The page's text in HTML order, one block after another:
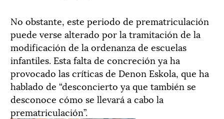
No obstante, este periodo de prematriculación
puede verse alterado por la tramitación de la
modificación de la ordenanza de escuelas
infantiles. Esta falta de concreción ya ha
provocado las críticas de Denon Eskola, que ha
hablado de “desconcierto ya que también se
desconoce cómo se llevará a cabo la
prematriculación”.